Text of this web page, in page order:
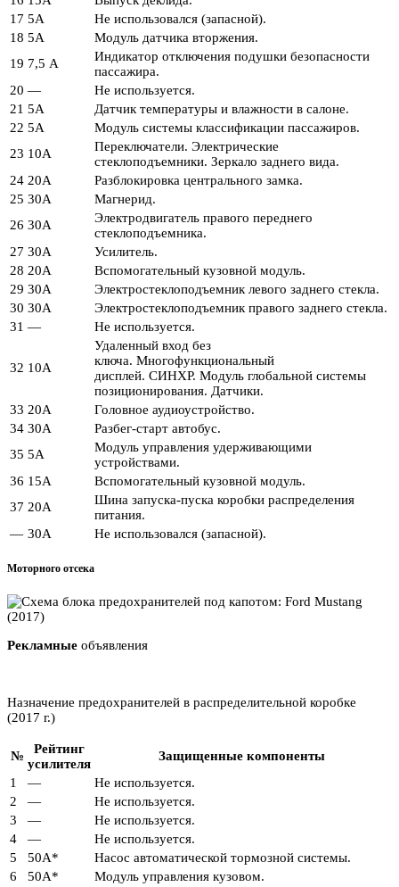
17 5А
Не использовался (запасной).
18 5А
Модуль датчика вторжения.
19 7,5 А
Индикатор отключения подушки безопасности
пассажира.
20 —
Не используется.
21 5А
Датчик температуры и влажности в салоне.
22 5А
Модуль системы классификации пассажиров.
23 10А
Переключатели. Электрические
стеклоподъемники. Зеркало заднего вида.
24 20А
Разблокировка центрального замка.
25 30А
Магнерид.
26 30А
Электродвигатель правого переднего
стеклоподъемника.
27 30А
Усилитель.
28 20А
Вспомогательный кузовной модуль.
29 30А
Электростеклоподъемник левого заднего стекла.
30 30А
Электростеклоподъемник правого заднего стекла.
31 — Не используется.
32 10А
Удаленный вход без
ключа. Многофункциональный
дисплей. СИНХР. Модуль глобальной системы
позиционирования. Датчики.
33 20А
Головное аудиоустройство.
34 30А
Разбег-старт автобус.
35 5А
Модуль управления удерживающими
устройствами.
36 15А
Вспомогательный кузовной модуль.
37 20А
Шина запуска-пуска коробки распределения
питания.
— 30А Не использовался (запасной).
Моторного отсека
Рекламные объявления
Назначение предохранителей в распределительной коробке
(2017 г.)
№
Рейтинг
усилителя
Защищенные компоненты
1
—
Не используется.
2
—
Не используется.
3
—
Не используется.
4
—
Не используется.
5
50А*
Насос автоматической тормозной системы.
6
50А*
Модуль управления кузовом.